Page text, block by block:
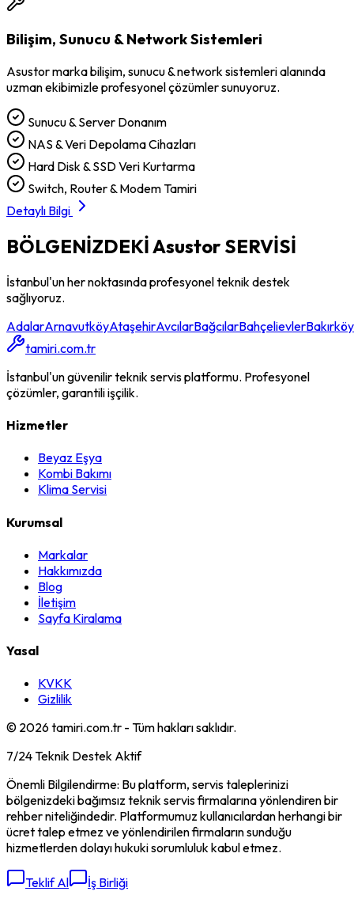
Bilişim, Sunucu & Network Sistemleri
Asustormarkabilişim, sunucu & network sistemlerialanında
uzman ekibimizle profesyonel çözümler sunuyoruz.
Sunucu & Server Donanım
NAS & Veri Depolama Cihazları
Hard Disk & SSD Veri Kurtarma
Switch, Router & Modem Tamiri
Detaylı Bilgi
BÖLGENİZDEKİAsustor SERVİSİ
İstanbul'un her noktasında profesyonel teknik destek
sağlıyoruz.
AdalarArnavutköyAtaşehirAvcılarBağcılarBahçelievlerBakırköy
tamiri.com.tr
İstanbul'un güvenilir teknik servis platformu. Profesyonel
çözümler, garantili işçilik.
Hizmetler
Beyaz Eşya
Kombi Bakımı
Klima Servisi
Kurumsal
Markalar
Hakkımızda
Blog
İletişim
Sayfa Kiralama
Yasal
KVKK
Gizlilik
© 2026tamiri.com.tr - Tüm hakları saklıdır.
7/24 Teknik Destek Aktif
Önemli Bilgilendirme: Bu platform, servis taleplerinizi
bölgenizdeki bağımsız teknik servis firmalarına yönlendiren bir
rehber niteliğindedir. Platformumuz kullanıcılardan herhangi bir
ücret talep etmez ve yönlendirilen firmaların sunduğu
hizmetlerden dolayı hukuki sorumluluk kabul etmez.
Teklif Al İş Birliği